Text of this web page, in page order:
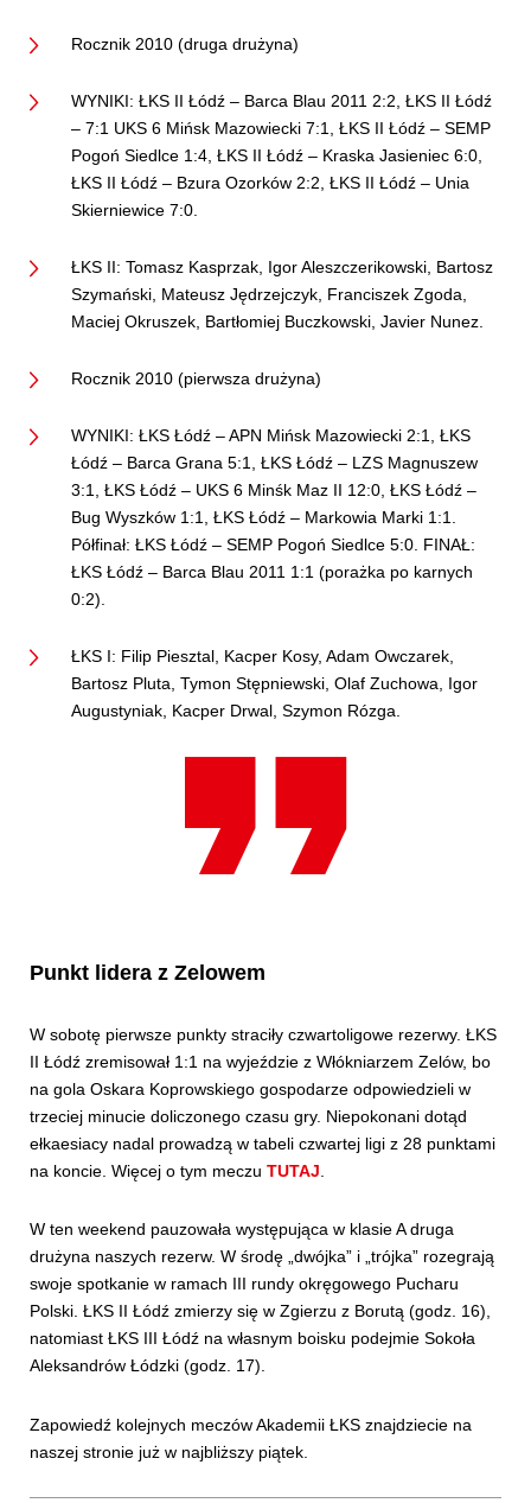
Rocznik 2010 (druga drużyna)
WYNIKI: ŁKS II Łódź – Barca Blau 2011 2:2, ŁKS II Łódź
– 7:1 UKS 6 Mińsk Mazowiecki 7:1, ŁKS II Łódź – SEMP
Pogoń Siedlce 1:4, ŁKS II Łódź – Kraska Jasieniec 6:0,
ŁKS II Łódź – Bzura Ozorków 2:2, ŁKS II Łódź – Unia
Skierniewice 7:0.
ŁKS II: Tomasz Kasprzak, Igor Aleszczerikowski, Bartosz
Szymański, Mateusz Jędrzejczyk, Franciszek Zgoda,
Maciej Okruszek, Bartłomiej Buczkowski, Javier Nunez.
Rocznik 2010 (pierwsza drużyna)
WYNIKI: ŁKS Łódź – APN Mińsk Mazowiecki 2:1, ŁKS
Łódź – Barca Grana 5:1, ŁKS Łódź – LZS Magnuszew
3:1, ŁKS Łódź – UKS 6 Minśk Maz II 12:0, ŁKS Łódź –
Bug Wyszków 1:1, ŁKS Łódź – Markowia Marki 1:1.
Półfinał: ŁKS Łódź – SEMP Pogoń Siedlce 5:0. FINAŁ:
ŁKS Łódź – Barca Blau 2011 1:1 (porażka po karnych
0:2).
ŁKS I: Filip Piesztal, Kacper Kosy, Adam Owczarek,
Bartosz Pluta, Tymon Stępniewski, Olaf Zuchowa, Igor
Augustyniak, Kacper Drwal, Szymon Rózga.
Punkt lidera z Zelowem
W sobotę pierwsze punkty straciły czwartoligowe rezerwy. ŁKS
II Łódź zremisował 1:1 na wyjeździe z Włókniarzem Zelów, bo
na gola Oskara Koprowskiego gospodarze odpowiedzieli w
trzeciej minucie doliczonego czasu gry. Niepokonani dotąd
ełkaesiacy nadal prowadzą w tabeli czwartej ligi z 28 punktami
na koncie. Więcej o tym meczu TUTAJ
W ten weekend pauzowała występująca w klasie A druga
drużyna naszych rezerw. W środę „dwójka” i „trójka” rozegrają
swoje spotkanie w ramach III rundy okręgowego Pucharu
Polski. ŁKS II Łódź zmierzy się w Zgierzu z Borutą (godz. 16),
natomiast ŁKS III Łódź na własnym boisku podejmie Sokoła
Aleksandrów Łódzki (godz. 17).
Zapowiedź kolejnych meczów Akademii ŁKS znajdziecie na
naszej stronie już w najbliższy piątek.